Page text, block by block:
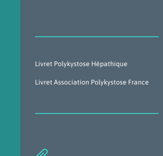
Livret Polykystose Hépathique
Livret Association Polykystose France